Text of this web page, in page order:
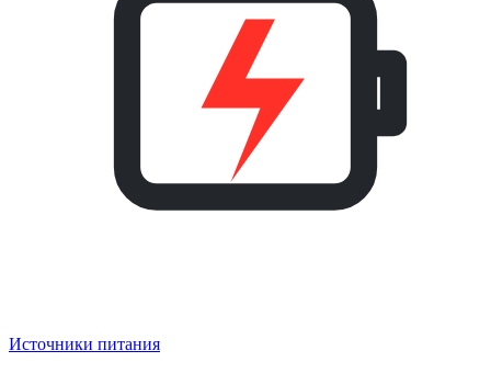
Источники питания